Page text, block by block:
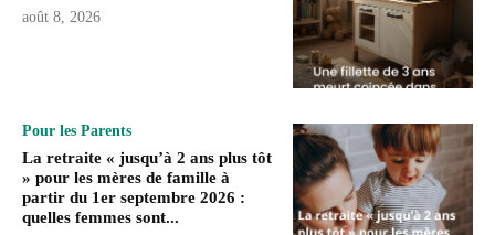
août 8, 2026
Pour les Parents
La retraite « jusqu’à 2 ans plus tôt
» pour les mères de famille à
partir du 1er septembre 2026 :
quelles femmes sont...